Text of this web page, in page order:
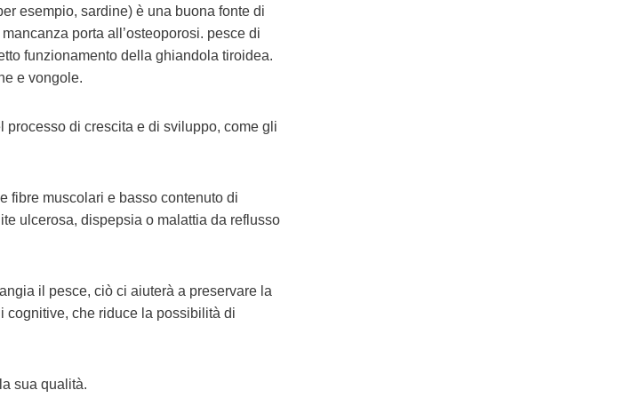
esempio, sardine) è una buona fonte di
porta all’osteoporosi. pesce di
funzionamento della ghiandola tiroidea.
e vongole.
di crescita e di sviluppo, come gli
fibre muscolari e basso contenuto di
ulcerosa, dispepsia o malattia da reflusso
il pesce, ciò ci aiuterà a preservare la
cognitive, che riduce la possibilità di
sua qualità.